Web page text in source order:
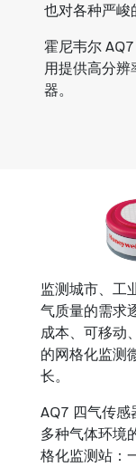
也对各种严峻
霍尼韦尔
用提供高分
器。
监测城市、工
气质量的需求
成本、可移动
的网格化监测
长。
AQ7 四气传感
多种气体环境
格化监测站：